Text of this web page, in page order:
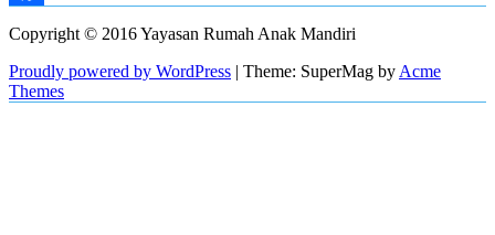
Copyright © 2016 Yayasan Rumah Anak Mandiri
Proudly powered by WordPress | Theme: SuperMag by Acme
Themes